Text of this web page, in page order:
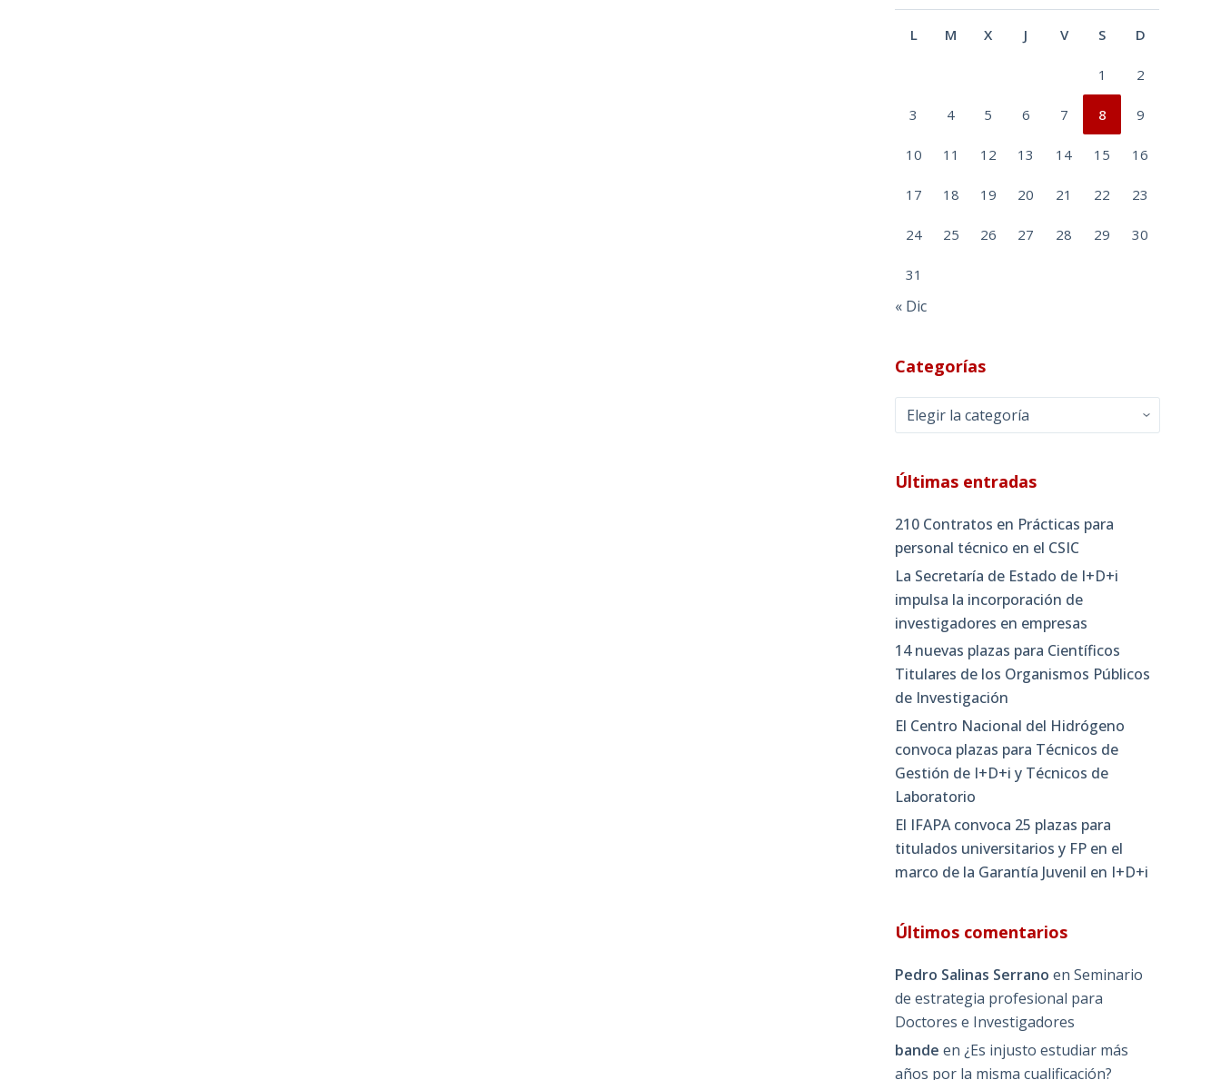
L M X J V S D
1 2
3 4 5 6 7 8 9
10 11 12 13 14 15 16
17 18 19 20 21 22 23
24 25 26 27 28 29 30
31
« Dic
Categorías
Categorías
Últimas entradas
210 Contratos en Prácticas para
personal técnico en el CSIC
La Secretaría de Estado de I+D+i
impulsa la incorporación de
investigadores en empresas
14 nuevas plazas para Científicos
Titulares de los Organismos Públicos
de Investigación
El Centro Nacional del Hidrógeno
convoca plazas para Técnicos de
Gestión de I+D+i y Técnicos de
Laboratorio
El IFAPA convoca 25 plazas para
titulados universitarios y FP en el
marco de la Garantía Juvenil en I+D+i
Últimos comentarios
Pedro Salinas Serrano enSeminario
de estrategia profesional para
Doctores e Investigadores
bande en¿Es injusto estudiar más
años por la misma cualificación?